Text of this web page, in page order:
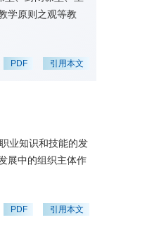
学原则之观等教
PDF 引用本文
业知识和技能的发
展中的组织主体作
PDF 引用本文